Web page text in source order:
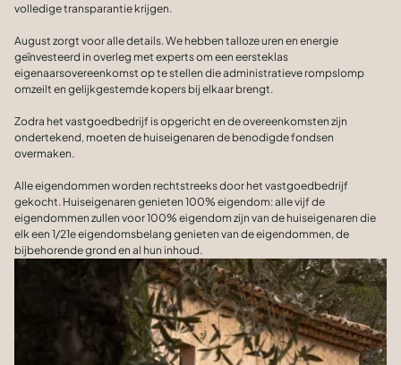
volledige transparantie krijgen.
August zorgt voor alle details. We hebben talloze uren en energie
geïnvesteerd in overleg met experts om een eersteklas
eigenaarsovereenkomst op te stellen die administratieve rompslomp
omzeilt en gelijkgestemde kopers bij elkaar brengt.
Zodra het vastgoedbedrijf is opgericht en de overeenkomsten zijn
ondertekend, moeten de huiseigenaren de benodigde fondsen
overmaken.
Alle eigendommen worden rechtstreeks door het vastgoedbedrijf
gekocht. Huiseigenaren genieten 100% eigendom: alle vijf de
eigendommen zullen voor 100% eigendom zijn van de huiseigenaren die
elk een 1/21e eigendomsbelang genieten van de eigendommen, de
bijbehorende grond en al hun inhoud.